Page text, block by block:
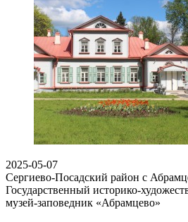
2025-05-07
Сергиево-Посадский район с
Государственный историко-
музей-заповедник «Абрамцево»